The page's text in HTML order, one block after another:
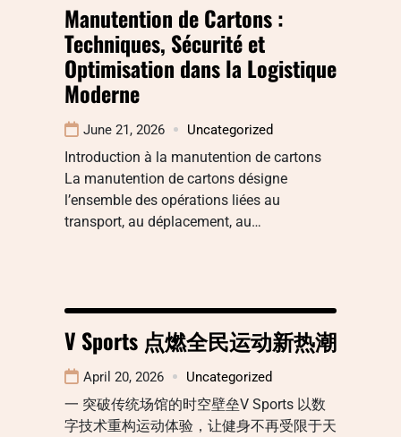
Manutention de Cartons :
Techniques, Sécurité et
Optimisation dans la Logistique
Moderne
June 21, 2026 Uncategorized
Introduction à la manutention de cartons
La manutention de cartons désigne
l’ensemble des opérations liées au
transport, au déplacement, au…
V Sports 点燃全民运动新热潮
April 20, 2026 Uncategorized
一 突破传统场馆的时空壁垒V Sports 以数
字技术重构运动体验，让健身不再受限于天